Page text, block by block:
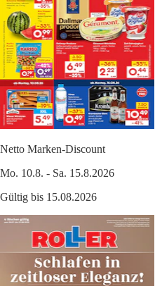
Netto Marken-Discount
Mo. 10.8. - Sa. 15.8.2026
Gültig bis 15.08.2026